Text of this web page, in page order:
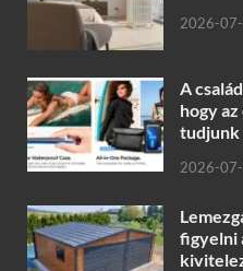
2026-
A
hogy
2026-
figyelni